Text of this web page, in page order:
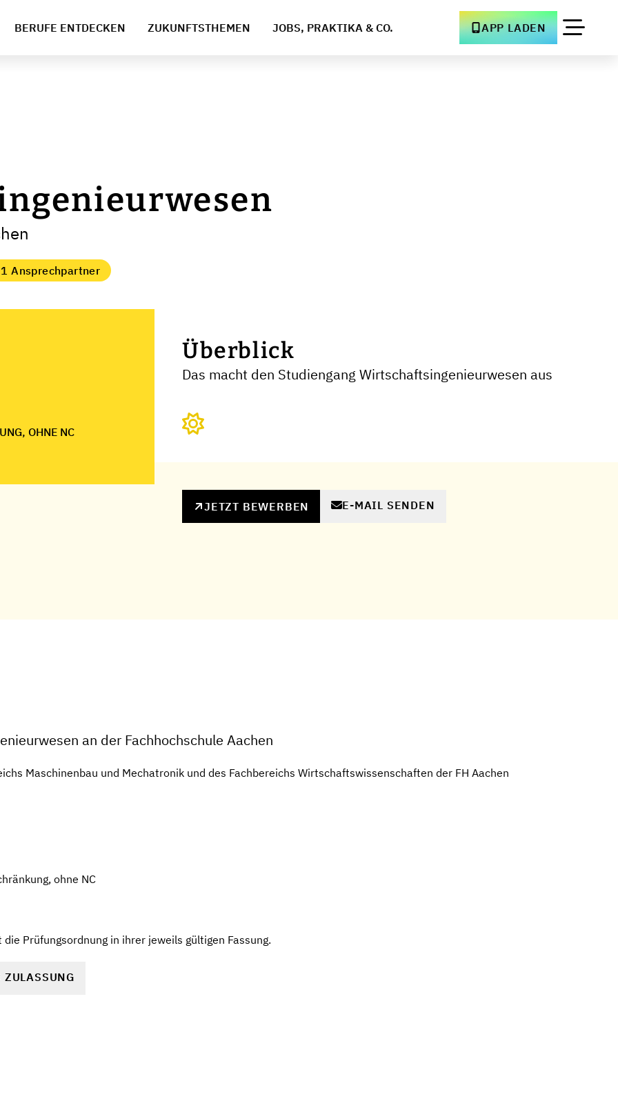
BERUFE ENTDECKEN ZUKUNFTSTHEMEN JOBS, PRAKTIKA & CO. APP LADEN
1 Ansprechpartner
OHNE NC
Überblick
Das macht den Studiengang Wirtschaftsingenieurwesen aus
JETZT BEWERBEN E-MAIL SENDEN
an der Fachhochschule Aachen
Maschinenbau und Mechatronik und des Fachbereichs Wirtschaftswissenschaften der FH Aachen
ohne NC
Prüfungsordnung in ihrer jeweils gültigen Fassung.